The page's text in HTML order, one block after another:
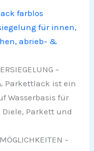
farblos
für innen,
abrieb- &
–
Parkettlack ist ein
Wasserbasis für
Parkett und
–